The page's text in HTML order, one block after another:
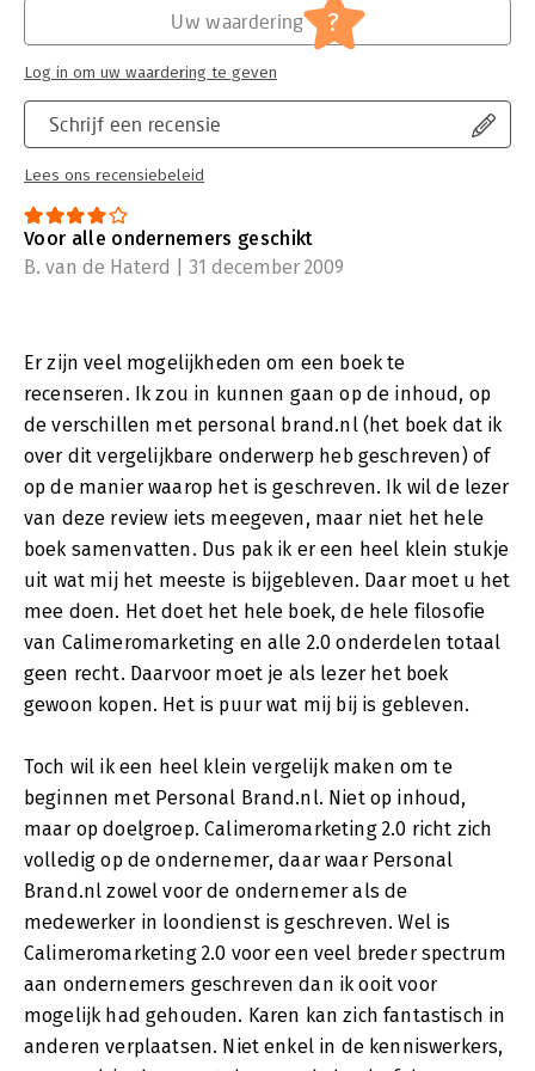
Schrijf een recensie
Lees ons recensiebeleid
Uw waardering ?
Log in om uw waardering te geven
Voor alle ondernemers geschikt
B. van de Haterd | 31 december 2009
Er zijn veel mogelijkheden om een boek te
recenseren. Ik zou in kunnen gaan op de inhoud, op
de verschillen met personal brand.nl (het boek dat ik
over dit vergelijkbare onderwerp heb geschreven) of
op de manier waarop het is geschreven. Ik wil de lezer
van deze review iets meegeven, maar niet het hele
boek samenvatten. Dus pak ik er een heel klein stukje
uit wat mij het meeste is bijgebleven. Daar moet u het
mee doen. Het doet het hele boek, de hele filosofie
van Calimeromarketing en alle 2.0 onderdelen totaal
geen recht. Daarvoor moet je als lezer het boek
gewoon kopen. Het is puur wat mij bij is gebleven.
Toch wil ik een heel klein vergelijk maken om te
beginnen met Personal Brand.nl. Niet op inhoud,
maar op doelgroep. Calimeromarketing 2.0 richt zich
volledig op de ondernemer, daar waar Personal
Brand.nl zowel voor de ondernemer als de
medewerker in loondienst is geschreven. Wel is
Calimeromarketing 2.0 voor een veel breder spectrum
aan ondernemers geschreven dan ik ooit voor
mogelijk had gehouden. Karen kan zich fantastisch in
anderen verplaatsen. Niet enkel in de kenniswerkers,